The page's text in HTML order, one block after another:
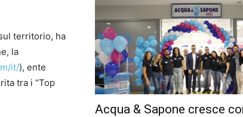
territorio, ha
la
it/), ente
tra i “Top
Acqua & Sapone cresce